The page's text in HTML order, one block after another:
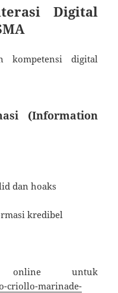
Digital
kompetensi digital
(Information
dan hoaks
kredibel
online untuk
criollo-marinade-